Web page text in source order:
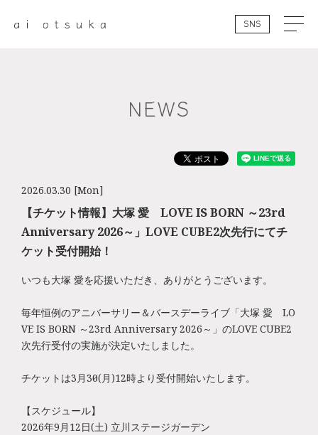
SNS
NEWS
2026.03.30 [Mon]
【チケット情報】大塚 愛 LOVE IS BORN ～23rd
Anniversary 2026～」LOVE CUBE2次先行にてチ
ケット受付開始！
いつも大塚 愛を応援いただき、ありがとうございます。
毎年恒例のアニバーサリー＆バースデーライブ「大塚 愛 LO
VE IS BORN ～23rd Anniversary 2026～」のLOVE CUBE2
次先行受付の実施が決定いたしました。
チケットは3月30日(月)12時より受付開始いたします。
【スケジュール】
2026年9月12日(土) 立川ステージガーデン